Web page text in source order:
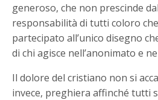
generoso, che non prescinde
responsabilità di tutti coloro
partecipato all’unico disegno
di chi agisce nell’anonimato e
Il dolore del cristiano non si
invece, preghiera affinché tutti